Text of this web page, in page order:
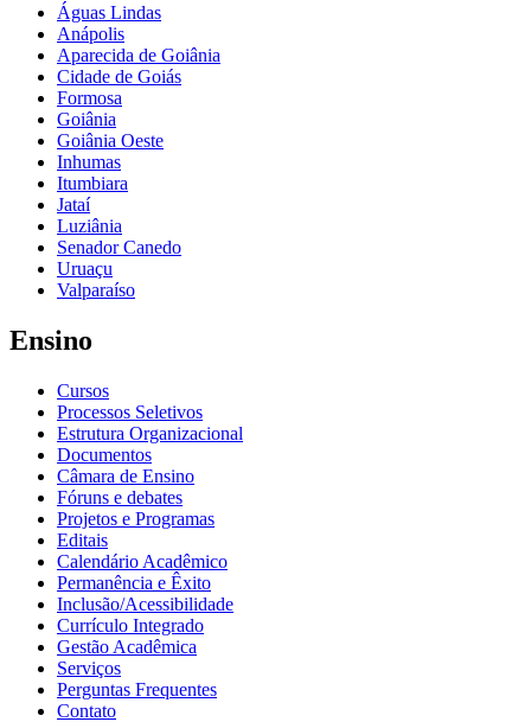
Águas Lindas
Anápolis
Aparecida de Goiânia
Cidade de Goiás
Formosa
Goiânia
Goiânia Oeste
Inhumas
Itumbiara
Jataí
Luziânia
Senador Canedo
Uruaçu
Valparaíso
Ensino
Cursos
Processos Seletivos
Estrutura Organizacional
Documentos
Câmara de Ensino
Fóruns e debates
Projetos e Programas
Editais
Calendário Acadêmico
Permanência e Êxito
Inclusão/Acessibilidade
Currículo Integrado
Gestão Acadêmica
Serviços
Perguntas Frequentes
Contato